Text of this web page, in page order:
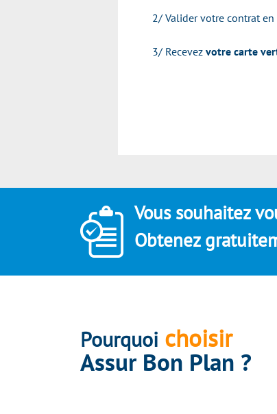
2/ Valider votre contrat
3/ Recevez votre carte
Vous souhaitez
Obtenez
Pourquoi choisir
Assur Bon Plan ?